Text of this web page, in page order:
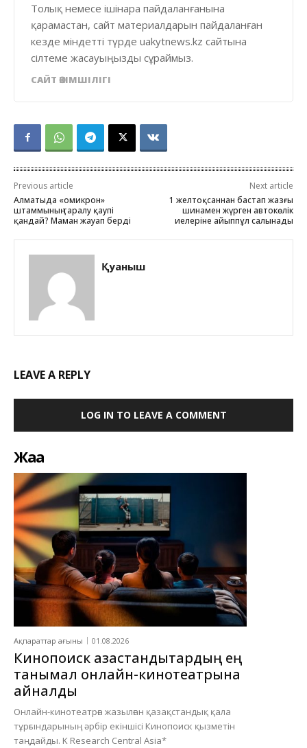
Толық немесе ішінара пайдаланғанына
қарамастан, сайт материалдарын пайдаланған
кезде міндетті түрде uakytnews.kz сайтына
сілтеме жасауыңызды сұраймыз.
САЙТ ӘКІМШІЛІГІ
Previous article
Алматыда «омикрон»
штаммының таралу қаупі
қандай? Маман жауап берді
Next article
1 желтоқсаннан бастап жазғы
шинамен жүрген автокөлік
иелеріне айыппұл салынады
Қуаныш
LEAVE A REPLY
LOG IN TO LEAVE A COMMENT
Жаңа
Ақпараттар ағыны 01.08.2026
Кинопоиск қазақстандықтардың ең
танымал онлайн-кинотеатрына
айналды
Онлайн-кинотеатрға жазылған қазақстандық қала
тұрғындарының әрбір екіншісі Кинопоиск қызметін
таңдайды. K Research Central Asia*